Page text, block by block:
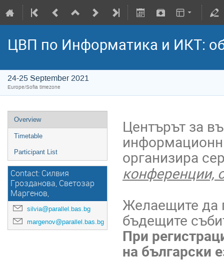
ЦВП по Информатика и ИКТ:
24-25 September 2021
Europe/Sofia timezone
Overview
Timetable
Participant List
Contact: Силвия
Грозданова, Светозар
Маргенов,
silvia@parallel.bas.bg
margenov@parallel.bas.bg
Центърът за
организира
конференции,
Желаещите да
бъдещите
При
на български